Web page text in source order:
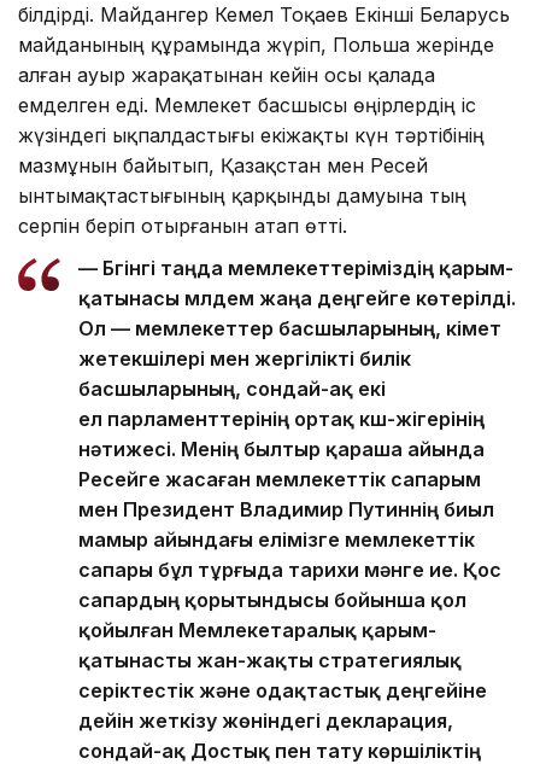
білдірді. Майдангер Кемел Тоқаев Екінші Беларусь
майданының құрамында жүріп, Польша жерінде
алған ауыр жарақатынан кейін осы қалада
емделген еді. Мемлекет басшысы өңірлердің іс
жүзіндегі ықпалдастығы екіжақты күн тәртібінің
мазмұнын байытып, Қазақстан мен Ресей
ынтымақтастығының қарқынды дамуына тың
серпін беріп отырғанын атап өтті.
— Бүгінгі таңда мемлекеттеріміздің қарым-
қатынасы мүлдем жаңа деңгейге көтерілді.
Ол — мемлекеттер басшыларының, үкімет
жетекшілері мен жергілікті билік
басшыларының, сондай-ақ екі
ел парламенттерінің ортақ күш-жігерінің
нәтижесі. Менің былтыр қараша айында
Ресейге жасаған мемлекеттік сапарым
мен Президент Владимир Путиннің биыл
мамыр айындағы елімізге мемлекеттік
сапары бұл тұрғыда тарихи мәнге ие. Қос
сапардың қорытындысы бойынша қол
қойылған Мемлекетаралық қарым-
қатынасты жан-жақты стратегиялық
серіктестік және одақтастық деңгейіне
дейін жеткізу жөніндегі декларация,
сондай-ақ Достық пен тату көршіліктің